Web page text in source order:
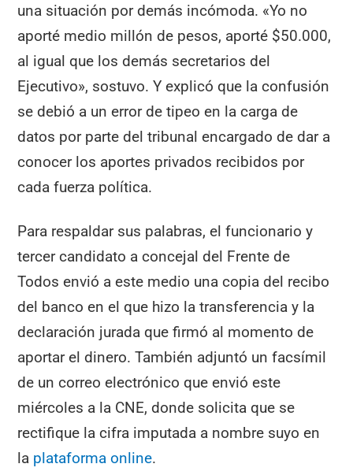
una situación por demás incómoda. «Yo no
aporté medio millón de pesos, aporté $50.000,
al igual que los demás secretarios del
Ejecutivo», sostuvo. Y explicó que la confusión
se debió a un error de tipeo en la carga de
datos por parte del tribunal encargado de dar a
conocer los aportes privados recibidos por
cada fuerza política.
Para respaldar sus palabras, el funcionario y
tercer candidato a concejal del Frente de
Todos envió a este medio una copia del recibo
del banco en el que hizo la transferencia y la
declaración jurada que firmó al momento de
aportar el dinero. También adjuntó un facsímil
de un correo electrónico que envió este
miércoles a la CNE, donde solicita que se
rectifique la cifra imputada a nombre suyo en
la plataforma online.